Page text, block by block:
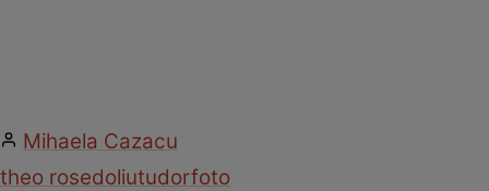
Mihaela Cazacu
theo rosedoliutudorfoto